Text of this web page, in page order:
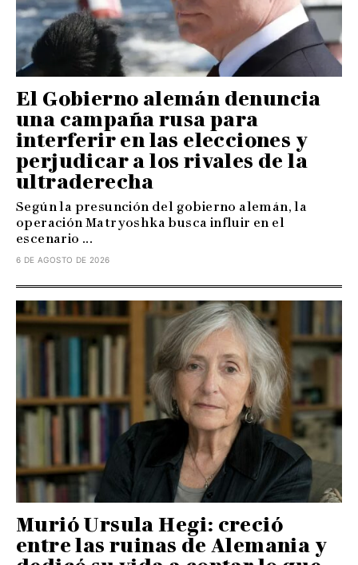
El Gobierno alemán denuncia
una campaña rusa para
interferir en las elecciones y
perjudicar a los rivales de la
ultraderecha
Según la presunción del gobierno alemán, la
operación Matryoshka busca influir en el
escenario ...
6 DE AGOSTO DE 2026
Murió Ursula Hegi: creció
entre las ruinas de Alemania y